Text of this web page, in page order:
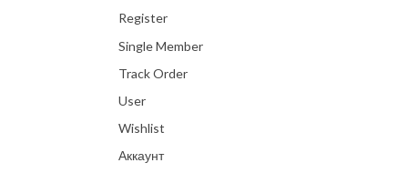
Register
Single Member
Track Order
User
Wishlist
Аккаунт